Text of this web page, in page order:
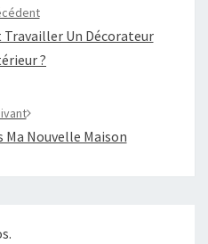
Un Décorateur
?
Ma Nouvelle Maison